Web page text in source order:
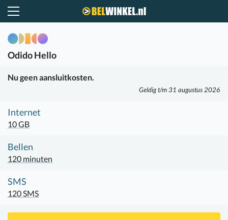
OdidoHello
Nu geen aansluitkosten.
Geldig t/m 31 augustus 2026
Internet
10 GB
Bellen
120 minuten
SMS
120 SMS